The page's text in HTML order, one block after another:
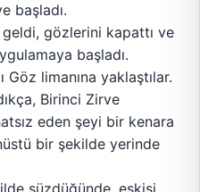
başladı.
gözlerini kapattı ve
başladı.
limanına yaklaştılar.
Birinci Zirve
eden şeyi bir kenara
bir şekilde yerinde
süzdüğünde, eskisi